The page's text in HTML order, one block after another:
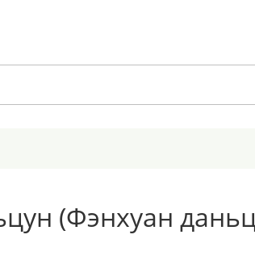
(Фэнхуан